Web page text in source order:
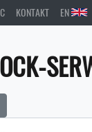
KONTAKT EN